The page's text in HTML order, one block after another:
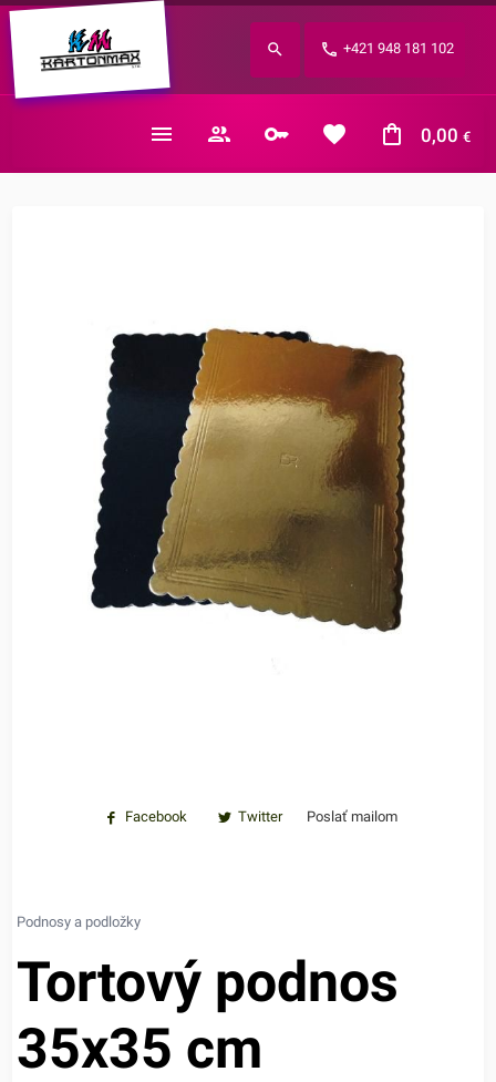
+421 948 181 102
0,00 €
Zabudnuté heslo?
E-mail
Facebook Twitter Poslať mailom
Podnosy a podložky
Tortový podnos
35x35 cm